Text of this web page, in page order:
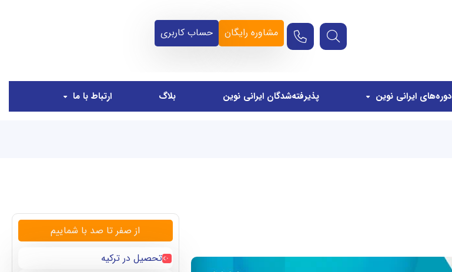
مشاوره رایگان حساب کاربری
دوره‌های ایرانی نوین پذیرفته‌شدگان ایرانی نوین بلاگ ارتباط با ما
از صفر تا صد با شماییم
تحصیل در ترکیه